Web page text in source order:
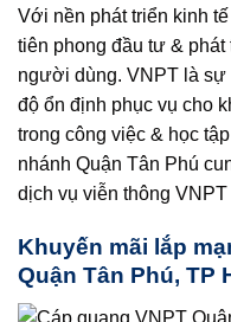
Với nền phát triển kinh
tiên phong đầu tư &
người dùng. VNPT là
độ ổn định phục vụ cho
trong công việc & học
nhánh Quận Tân Phú
dịch vụ viễn thông VNPT
Khuyến mãi lắp
Quận Tân Phú, TP